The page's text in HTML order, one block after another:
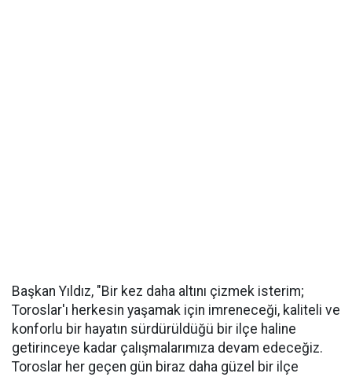
Başkan Yıldız, "Bir kez daha altını çizmek isterim;
Toroslar'ı herkesin yaşamak için imreneceği, kaliteli ve
konforlu bir hayatın sürdürüldüğü bir ilçe haline
getirinceye kadar çalışmalarımıza devam edeceğiz.
Toroslar her geçen gün biraz daha güzel bir ilçe